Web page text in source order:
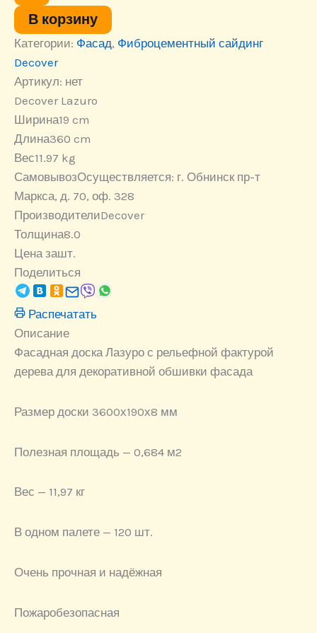
В корзину
Категории: Фасад, Фиброцементный сайдинг
Decover
Артикул: нет
Decover Lazuro
Ширина19 cm
Длина360 cm
Вес11.97 kg
СамовывозОсуществляется: г. Обнинск пр-т
Маркса, д. 70, оф. 328
ПроизводителиDecover
Толщина8.0
Цена зашт.
Поделиться
Распечатать
Описание
Фасадная доска Лазуро с рельефной фактурой
дерева для декоративной обшивки фасада
Размер доски 3600х190х8 мм
Полезная площадь — 0,684 м2
Вес — 11,97 кг
В одном палете — 120 шт.
Очень прочная и надёжная
Пожаробезопасная